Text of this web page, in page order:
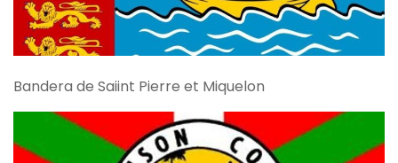
Bandera de Saiint Pierre et Miquelon